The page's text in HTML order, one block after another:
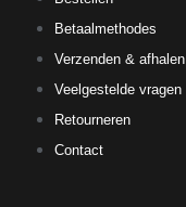
Betaalmethodes
Verzenden & afhalen
Veelgestelde vragen
Retourneren
Contact